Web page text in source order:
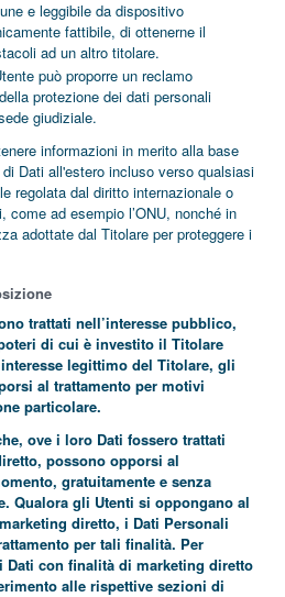
e leggibile da dispositivo
fattibile, di ottenerne il
ad un altro titolare.
può proporre un reclamo
protezione dei dati personali
giudiziale.
informazioni in merito alla base
Dati all'estero incluso verso qualsiasi
regolata dal diritto internazionale o
ad esempio l’ONU, nonché in
adottate dal Titolare per proteggere i
trattati nell’interesse pubblico,
di cui è investito il Titolare
legittimo del Titolare, gli
al trattamento per motivi
particolare.
ove i loro Dati fossero trattati
possono opporsi al
gratuitamente e senza
Qualora gli Utenti si oppongano al
diretto, i Dati Personali
per tali finalità. Per
con finalità di marketing diretto
alle rispettive sezioni di